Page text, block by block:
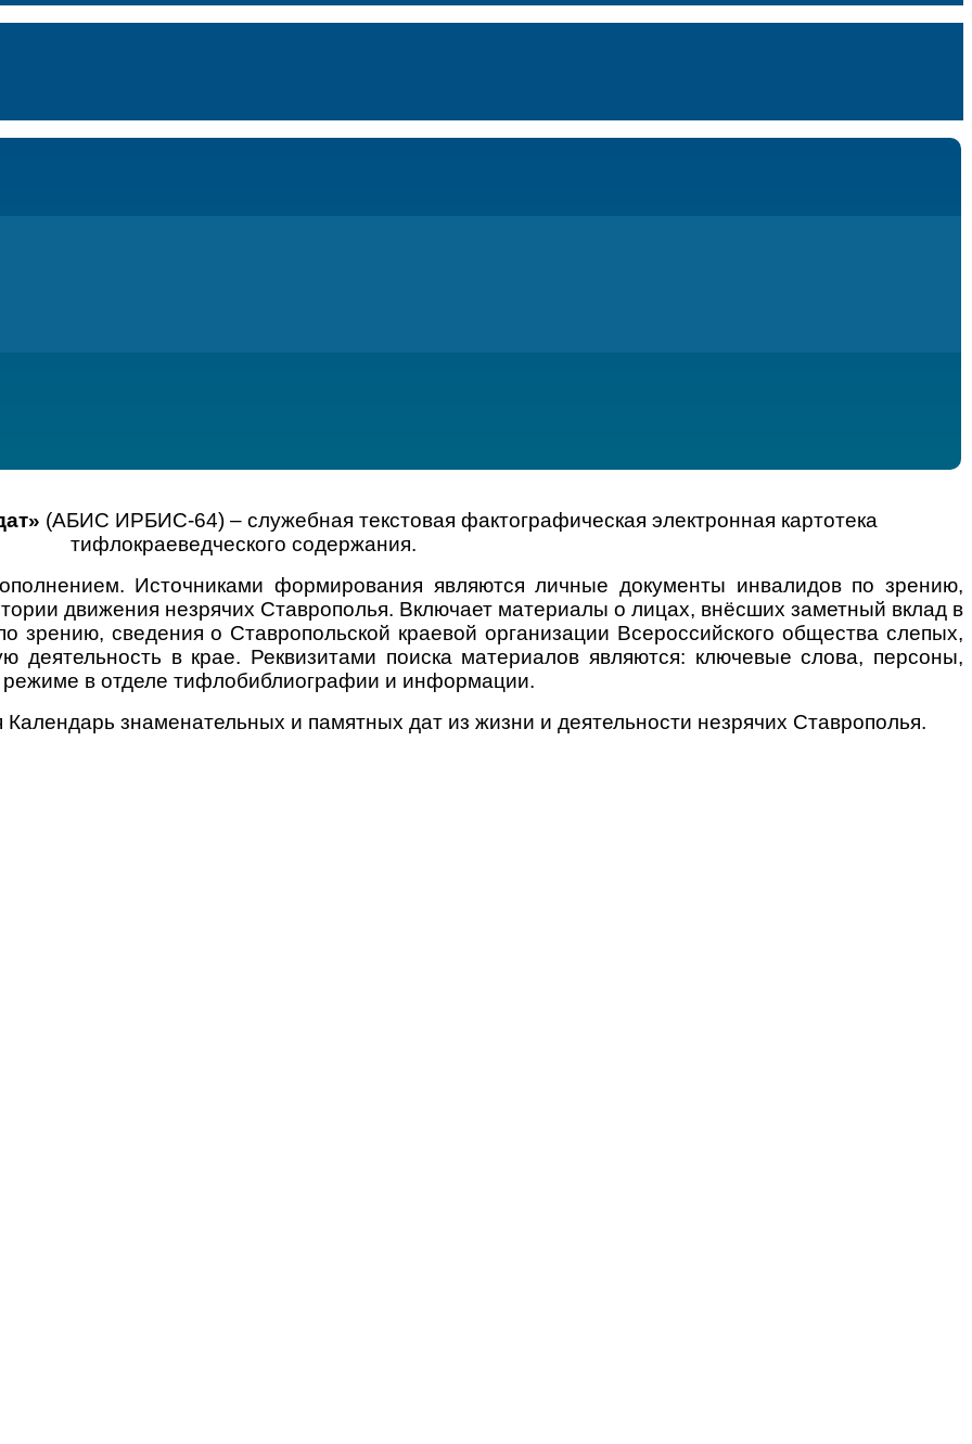
(АБИС ИРБИС-64) – служебная текстовая фактографическая электронная картотека
тифлокраеведческого содержания.
Источниками формирования являются личные документы инвалидов по зрению,
движения незрячих Ставрополья. Включает материалы о лицах, внёсших заметный вклад в
зрению, сведения о Ставропольской краевой организации Всероссийского общества слепых,
деятельность в крае. Реквизитами поиска материалов ­являются: ключевые слова, персоны,
режиме в отделе тифлобиблиографии и информации.
Календарь знаменательных и памятных дат из жизни и деятельности незрячих Ставрополья.